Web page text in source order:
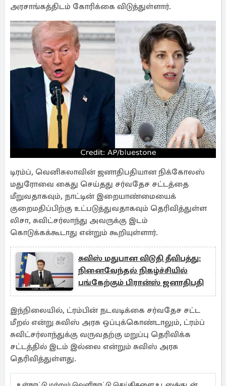
அரசாங்கத்திடம் கோரிக்கை விடுத்துள்ளார்.
டிரம்ப், வெனிசுலாவின் ஜனாதிபதியான நிக்கோலஸ்
மதுரோவை கைது செய்தது சர்வதேச சட்டத்தை
மீறுவதாகவும், நாட்டின் இறையாண்மையைக்
குறைமதிப்பிற்கு உட்படுத்துவதாகவும் தெரிவித்துள்ள
லிசா, சுவிட்சர்லாந்து அவருக்கு இடம்
கொடுக்கக்கூடாது என்றும் கூறியுள்ளார்.
சுவிஸ் மதுபான விடுதி தீவிபத்து:
நினைவேந்தல் நிகழ்ச்சியில்
பங்கேற்கும் பிரான்ஸ் ஜனாதிபதி
இந்நிலையில், ட்ரம்பின் நடவடிக்கை சர்வதேச சட்ட
மீறல் என்று சுவிஸ் அரசு ஒப்புக்கொண்டாலும், ட்ரம்ப்
சுவிட்சர்லாந்துக்கு வருவதற்கு மறுப்பு தெரிவிக்க
சட்டத்தில் இடம் இல்லை என்றும் சுவிஸ் அரசு
தெரிவித்துள்ளது.